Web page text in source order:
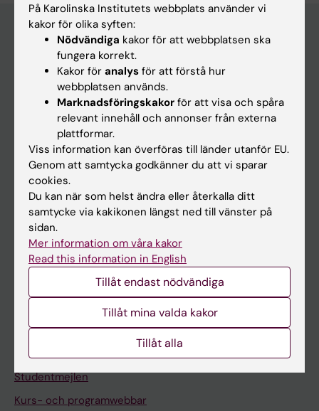
Huvudmeny
Utbildning
Forskarutbildning
Forskning
Om KI
På gång
Nyheter
Kalender
Canvas
Schema
Studentmejlen
Kurs- och programwebbar
På Karolinska Institutets webbplats använder vi
kakor för olika syften:
Nödvändiga kakor för att webbplatsen ska
fungera korrekt.
Kakor för analys för att förstå hur
webbplatsen används.
Marknadsföringskakor för att visa och spåra
relevant innehåll och annonser från externa
plattformar.
Viss information kan överföras till länder utanför EU.
Genom att samtycka godkänner du att vi sparar
cookies.
Du kan när som helst ändra eller återkalla ditt
samtycke via kakikonen längst ned till vänster på
sidan.
Mer information om våra kakor
Read this information in English
Tillåt endast nödvändiga
Tillåt mina valda kakor
Tillåt alla